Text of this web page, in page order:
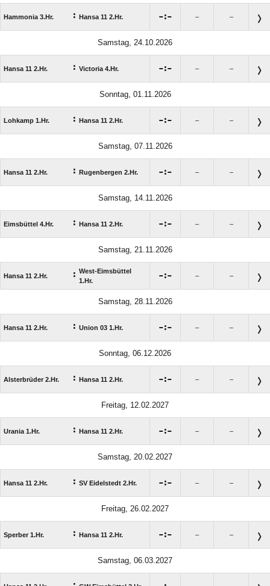
Hammonia 3.Hr. : Hansa 11 2.Hr. : – –
Samstag, 24.10.2026
Hansa 11 2.Hr. : Victoria 4.Hr. : – –
Sonntag, 01.11.2026
Lohkamp 1.Hr. : Hansa 11 2.Hr. : – –
Samstag, 07.11.2026
Hansa 11 2.Hr. : Rugenbergen 2.Hr. : – –
Samstag, 14.11.2026
Eimsbüttel 4.Hr. : Hansa 11 2.Hr. : – –
Samstag, 21.11.2026
Hansa 11 2.Hr. : West-Eimsbüttel
1.Hr.
: – –
Samstag, 28.11.2026
Hansa 11 2.Hr. : Union 03 1.Hr. : – –
Sonntag, 06.12.2026
Alsterbrüder 2.Hr. : Hansa 11 2.Hr. : – –
Freitag, 12.02.2027
Urania 1.Hr. : Hansa 11 2.Hr. : – –
Samstag, 20.02.2027
Hansa 11 2.Hr. : SV Eidelstedt 2.Hr. : – –
Freitag, 26.02.2027
Sperber 1.Hr. : Hansa 11 2.Hr. : – –
Samstag, 06.03.2027